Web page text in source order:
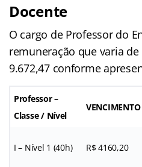
Docente
O cargo de Professor do
remuneração que varia de
9.672,47 conforme
Professor –
Classe / Nível
VENCIMENTO
I – Nível 1 (40h) R$ 4160,20